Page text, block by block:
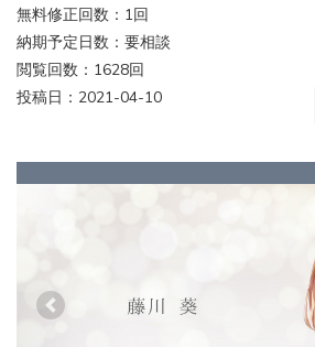
無料修正回数：1回
納期予定日数：要相談
閲覧回数：1628回
投稿日：2021-04-10
Previous